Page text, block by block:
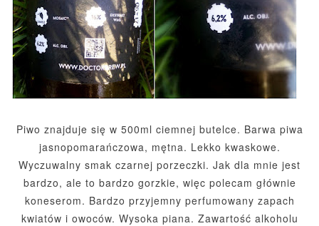
Piwo znajduje się w 500ml ciemnej butelce. Barwa piwa
jasnopomarańczowa, mętna. Lekko kwaskowe.
Wyczuwalny smak czarnej porzeczki. Jak dla mnie jest
bardzo, ale to bardzo gorzkie, więc polecam głównie
koneserom. Bardzo przyjemny perfumowany zapach
kwiatów i owoców. Wysoka piana. Zawartość alkoholu